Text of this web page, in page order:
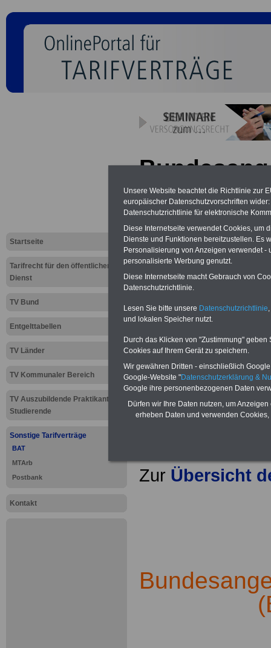
Startseite
Tarifrecht für den öffentlichen
Dienst
TV Bund
Entgelttabellen
TV Länder
TV Kommunaler Bereich
TV Auszubildende Praktikanten
Studierende
Sonstige Tarifverträge
BAT
MTArb
Postbank
Kontakt
(BAT): § 21
Neu aufgelegt: Oktober
Zur Übersicht
Unsere Website beachtet die Richtlinie zur
europäischer Datenschutzvorschriften
Datenschutzrichtlinie für elektronische
Diese Internetseite verwendet Cookies, um
Dienste und Funktionen bereitzustellen. Es
Personalisierung von Anzeigen verwendet
personalisierte Werbung genutzt.
Diese Internetseite macht Gebrauch von
Datenschutzrichtlinie.
Lesen Sie bitte unsere Datenschutzrichtlinie
und lokalen Speicher nutzt.
Durch das Klicken von "Zustimmung"
Cookies auf Ihrem Gerät zu speichern.
Wir gewähren Dritten - einschließlich
Google-Website "Datenschutzerklärung &
Google ihre personenbezogenen Daten
Dürfen wir Ihre Daten nutzen, um
erheben Daten und verwenden